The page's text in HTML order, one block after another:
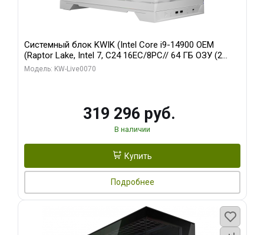
Системный блок KWIK (Intel Core i9-14900 OEM
(Raptor Lake, Intel 7, C24 16EC/8PC// 64 ГБ ОЗУ (2
модуля)/ Gigabyte RTX5080 XTREME WATERFORCE
Модель: KW-Live0070
319 296 руб.
В наличии
Купить
Подробнее